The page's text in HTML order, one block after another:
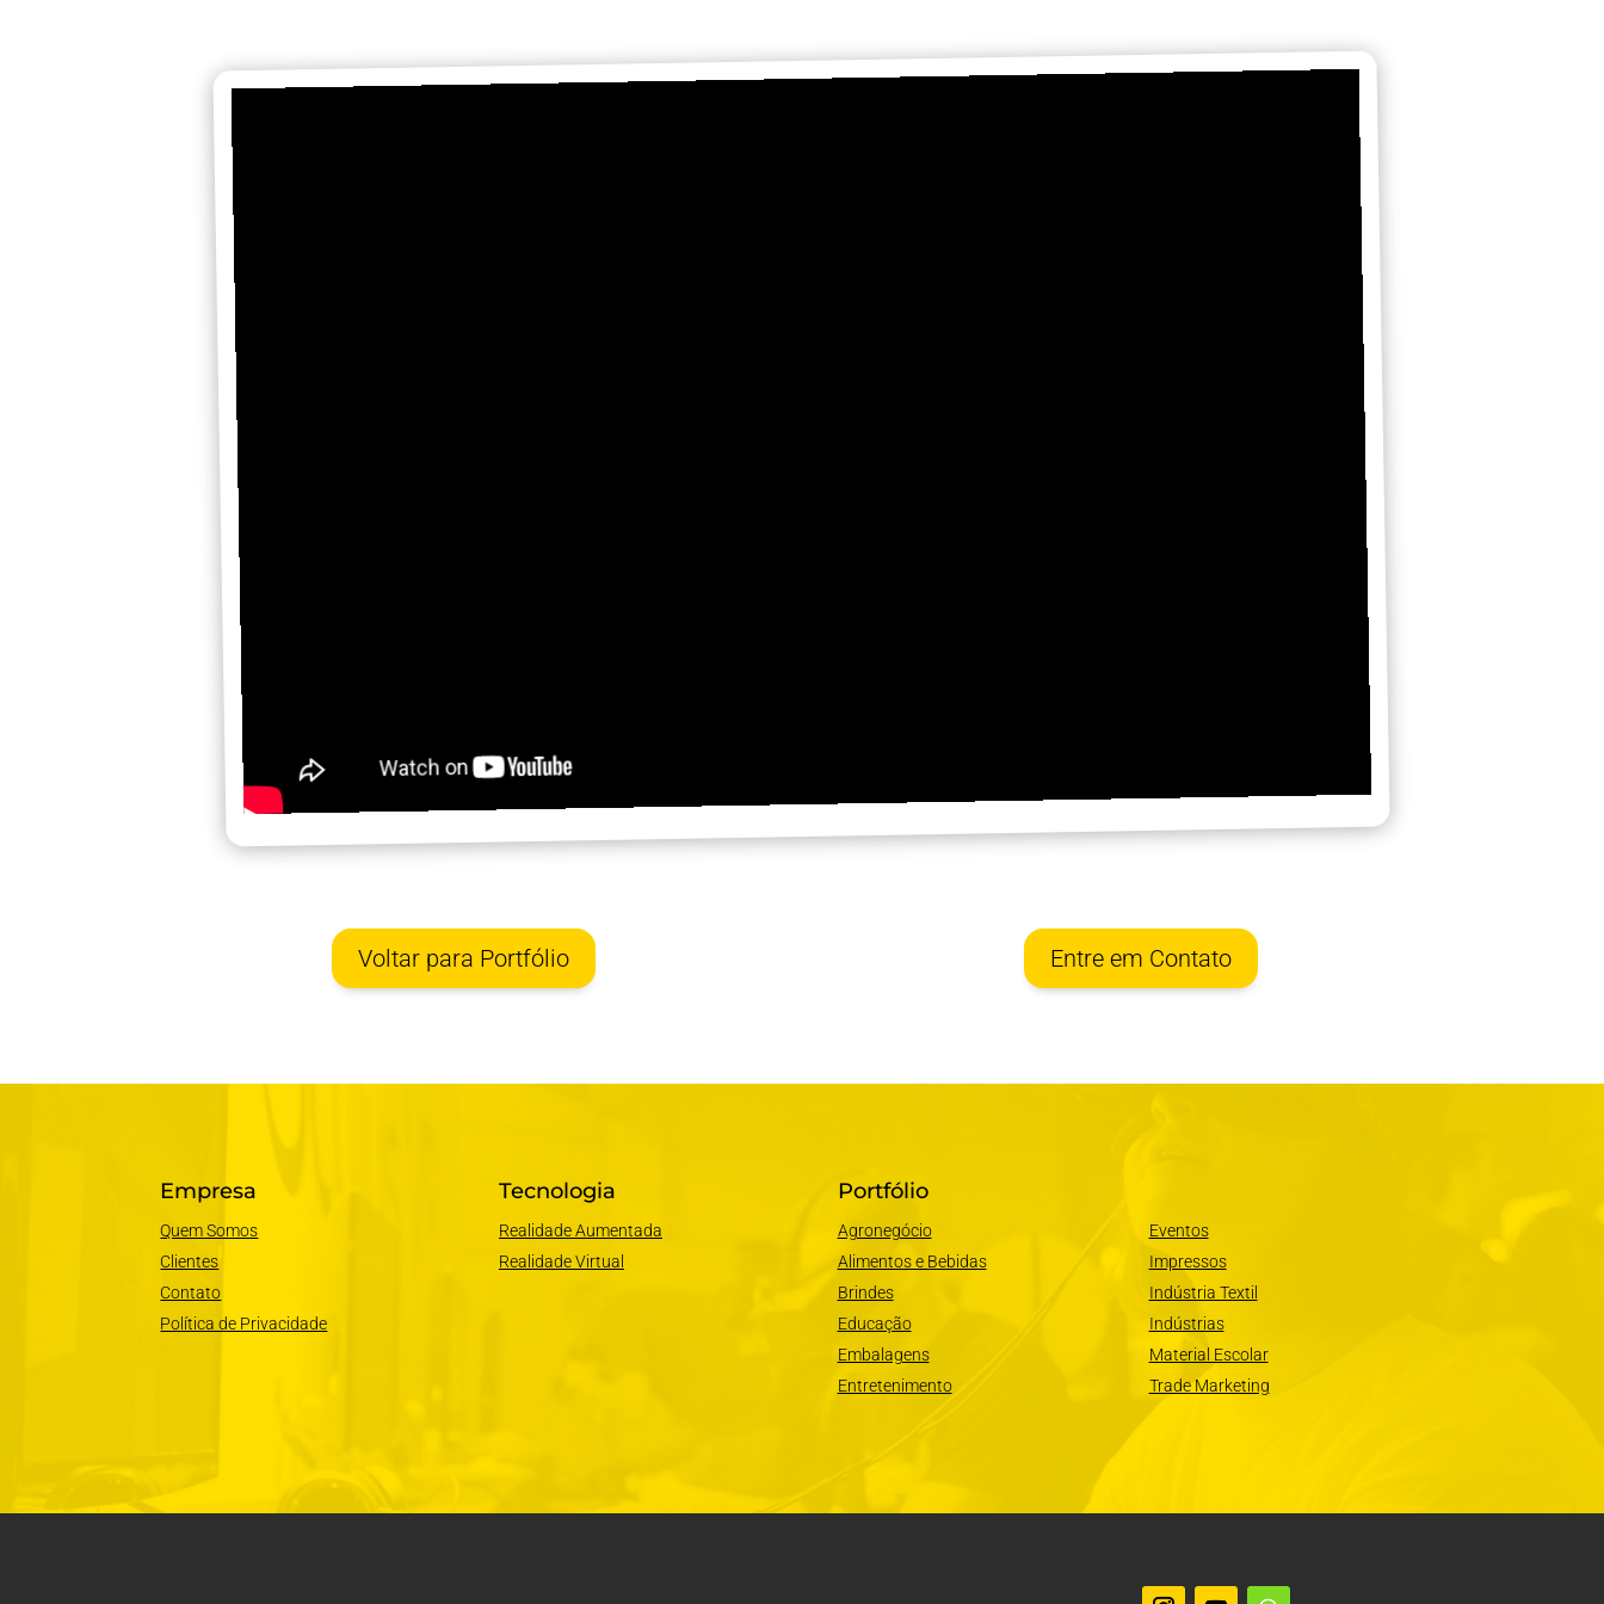
Voltar para Portfólio Entre em Contato
Empresa
Quem Somos
Clientes
Contato
Política de Privacidade
Tecnologia
Realidade Aumentada
Realidade Virtual
Portfólio
Agronegócio
Alimentos e Bebidas
Brindes
Educação
Embalagens
Entretenimento
Eventos
Impressos
Indústria Textil
Indústrias
Material Escolar
Trade Marketing